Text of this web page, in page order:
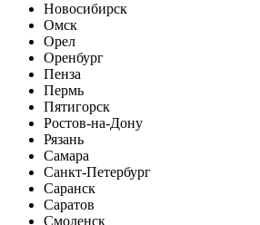
Новосибирск
Омск
Орел
Оренбург
Пенза
Пермь
Пятигорск
Ростов-на-Дону
Рязань
Самара
Санкт-Петербург
Саранск
Саратов
Смоленск